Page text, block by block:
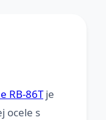
RB-86Tje
ocele s